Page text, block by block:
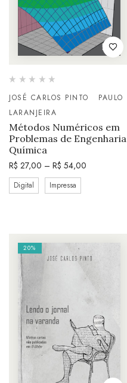
JOSÉ CARLOS PINTO
PAULO
LARANJEIRA
Métodos Numéricos em
Problemas de Engenharia
Química
R$ 27,00 – R$ 54,00
Digital Impressa
20%